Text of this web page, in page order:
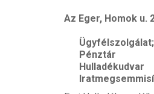
Az Eger, Homok
Ügyfélszolgálat;
Pénztár
Hulladékudvar